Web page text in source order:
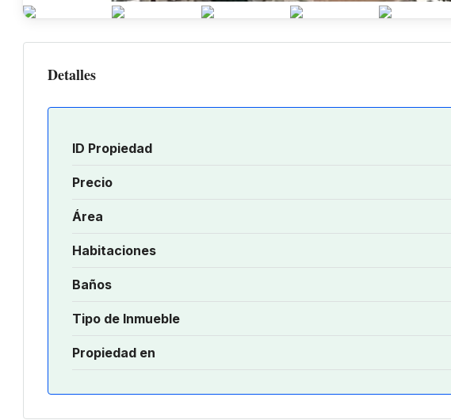
Detalles
ID Propiedad
Precio
Área
Habitaciones
Baños
Tipo de Inmueble
Propiedad en